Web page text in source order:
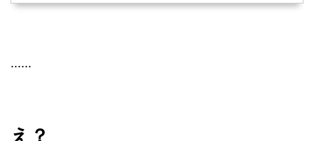
......
え？